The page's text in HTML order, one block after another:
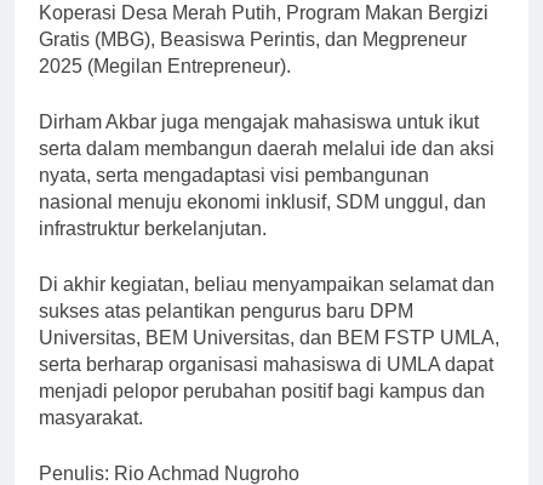
Koperasi Desa Merah Putih, Program Makan Bergizi
Gratis (MBG), Beasiswa Perintis, dan Megpreneur
2025 (Megilan Entrepreneur).
Dirham Akbar juga mengajak mahasiswa untuk ikut
serta dalam membangun daerah melalui ide dan aksi
nyata, serta mengadaptasi visi pembangunan
nasional menuju ekonomi inklusif, SDM unggul, dan
infrastruktur berkelanjutan.
Di akhir kegiatan, beliau menyampaikan selamat dan
sukses atas pelantikan pengurus baru DPM
Universitas, BEM Universitas, dan BEM FSTP UMLA,
serta berharap organisasi mahasiswa di UMLA dapat
menjadi pelopor perubahan positif bagi kampus dan
masyarakat.
Penulis: Rio Achmad Nugroho